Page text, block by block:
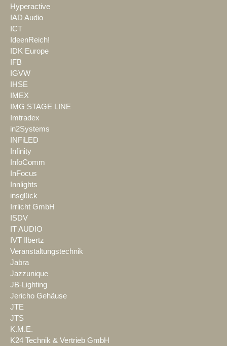
Hyperactive
IAD Audio
ICT
IdeenReich!
IDK Europe
IFB
IGVW
IHSE
IMEX
IMG STAGE LINE
Imtradex
in2Systems
INFiLED
Infinity
InfoComm
InFocus
Innlights
insglück
Irrlicht GmbH
ISDV
IT AUDIO
IVT Ilbertz
Veranstaltungstechnik
Jabra
Jazzunique
JB-Lighting
Jericho Gehäuse
JTE
JTS
K.M.E.
K24 Technik & Vertrieb GmbH